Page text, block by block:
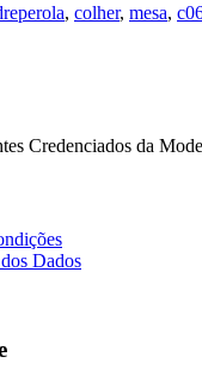
, colher, mesa,
Credenciados da
Dados